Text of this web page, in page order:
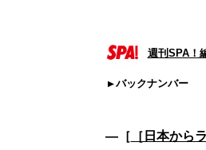
週刊SPA！
バックナンバー
―［ ［日本から